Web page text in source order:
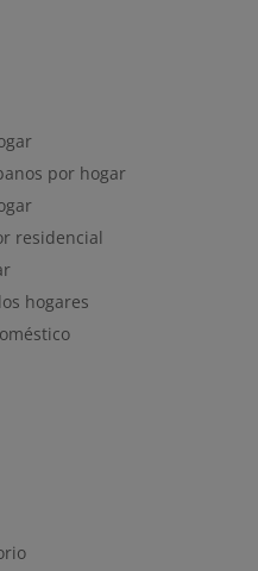
por hogar
residencial
hogares